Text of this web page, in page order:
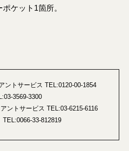
ケット1箇所。
ントサービス TEL:0120-00-1854
3569-3300
ントサービス TEL:03-6215-6116
33-812819